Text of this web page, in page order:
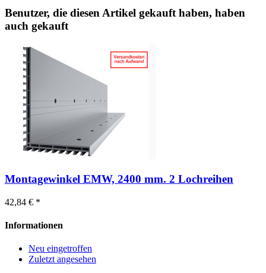
Benutzer, die diesen Artikel gekauft haben, haben
auch gekauft
Montagewinkel EMW, 2400 mm. 2 Lochreihen
42,84 € *
Informationen
Neu eingetroffen
Zuletzt angesehen